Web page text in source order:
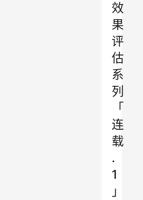
效
果
评
估
系
列
「
连
载
.
1
」